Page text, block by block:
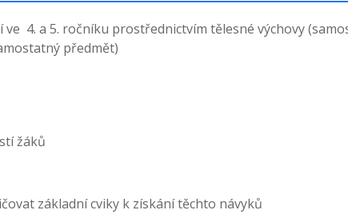
4. a 5. ročníku prostřednictvím tělesné výchovy
předmět)
žáků
základní cviky k získání těchto návyků